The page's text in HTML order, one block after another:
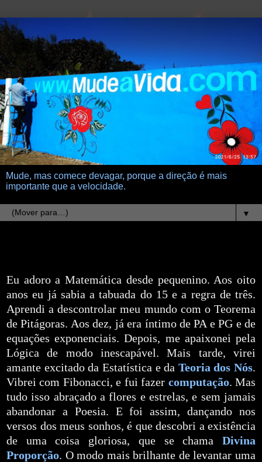
Mude, mas comece devagar, porque a direção é mais
importante que a velocidade.
▼
Eu adoro a Matemática desde pequenino. Aos oito
anos eu já sabia a tabuada do 15 e a regra de três.
Aprendi a descontrolar meu mundo com o Teorema
de Pitágoras. Aos dez, já era íntimo de PA e PG e de
equações exponenciais. Depois, me apaixonei pela
Lógica de modo inescapável. Mais tarde, virei
amante excitado da Estatística e da Teoria dos Nós.
Vibrei com Fibonacci, e fui fazer computação. Mas
tudo isso abraçado a flores e estrelas, e sem jamais
abandonar a Poesia. E foi assim, dançando nos
versos dos meus sonhos, é que descobri a existência
de uma coisa gloriosa, que se chama Divina
Proporção. O modo mais brilhante de levantar uma